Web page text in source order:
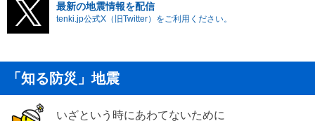
最新の地震情報を配信
tenki.jp公式X（旧Twitter）をご利用ください。
「知る防災」地震
いざという時にあわてないために